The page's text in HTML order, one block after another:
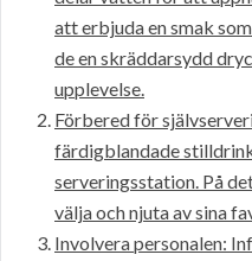
att erbjuda en smak
de en skräddarsydd
upplevelse.
Förbered för
färdigblandade
serveringsstation. På
välja och njuta av sina
Involvera personalen: